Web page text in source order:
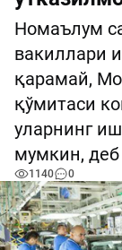
Номаълум
вакиллари
қарамай,
қўмитаси
уларнинг
мумкин,
1140 0